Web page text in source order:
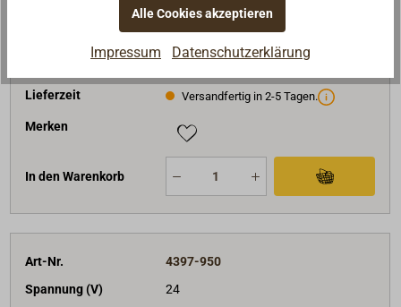
Preis (Stück)
819,01 €*
Lieferzeit Versandfertig in 2-5 Tagen.
Merken
In den Warenkorb
Art-Nr.
4397-950
Spannung (V)
24
Alle Cookies akzeptieren
Impressum Datenschutzerklärung